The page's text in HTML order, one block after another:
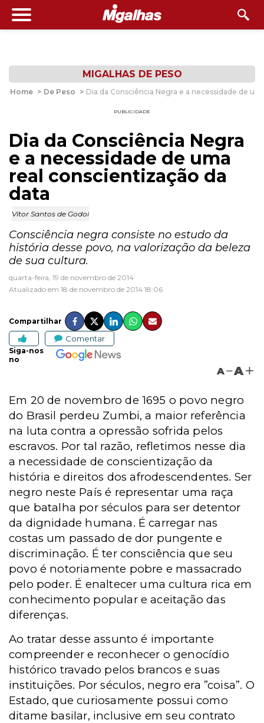
MIGALHAS DE PESO
Home > De Peso > Dia da Consciência Negra e a necessidade de
PUBLICIDADE
Dia da Consciência Negra
e a necessidade de uma
real conscientização da
data
Vítor Santos de Godoi
Consciência negra consiste no estudo da
história desse povo, na valorização da beleza
de sua cultura.
quarta-feira, 19 de novembro de 2014
Atualizado em 18 de novembro de 2014 18:06
Compartilhar
Comentar
Siga-nos
no
A A
Em 20 de novembro de 1695 o povo negro
do Brasil perdeu Zumbi, a maior referência
na luta contra a opressão sofrida pelos
escravos. Por tal razão, refletimos nesse dia
a necessidade de conscientização da
história e direitos dos afrodescendentes. Ser
negro neste País é representar uma raça
que batalha por séculos para ser detentor
da dignidade humana. É carregar nas
costas um passado de dor pungente e
discriminação. É ter consciência que seu
povo é notoriamente pobre e massacrado
pelo poder. É enaltecer uma cultura rica em
conhecimento popular e aceitação das
diferenças.
Ao tratar desse assunto é importante
compreender e reconhecer o genocídio
histórico travado pelos brancos e suas
instituições. Por séculos, negro era ”coisa”. O
Estado, que curiosamente possui como
ditame basilar, inclusive em seu contrato